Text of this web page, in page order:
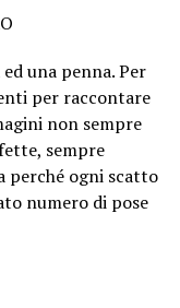
una penna. Per
per raccontare
non sempre
sempre
perché ogni scatto
numero di pose